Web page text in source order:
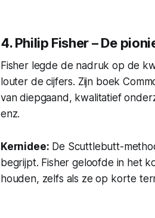
4. Philip Fisher – De
Fisher legde de nadruk op de
louter de cijfers. Zijn boek
van diepgaand, kwalitatief
enz.
Kernidee: De Scuttlebutt-
begrijpt. Fisher geloofde in het
houden, zelfs als ze op korte